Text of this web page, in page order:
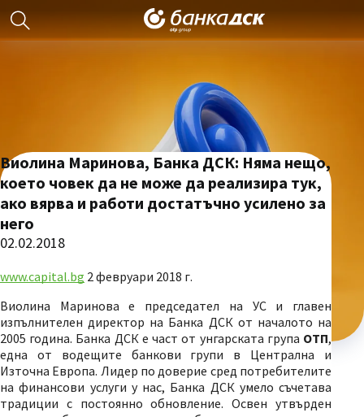
Виолина Маринова, Банка ДСК: Няма нещо,
което човек да не може да реализира тук,
ако вярва и работи достатъчно усилено за
него
02.02.2018
www.capital.bg 2 февруари 2018 г.
Виолина Маринова е председател на УС и главен
изпълнителен директор на Банка ДСК от началото на
2005 година. Банка ДСК е част от унгарската група ОТП,
една от водещите банкови групи в Централна и
Източна Европа. Лидер по доверие сред потребителите
на финансови услуги у нас, Банка ДСК умело съчетава
традиции с постоянно обновление. Освен утвърден